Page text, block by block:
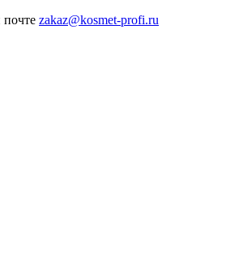
zakaz@kosmet-profi.ru